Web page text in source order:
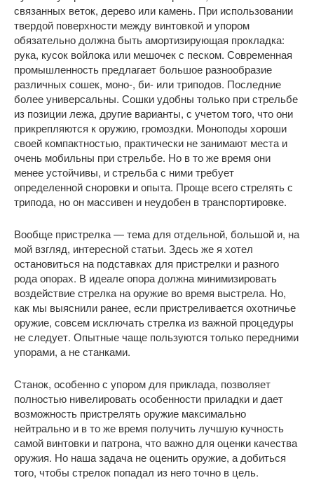
связанных веток, дерево или камень. При использовании
твердой поверхности между винтовкой и упором
обязательно должна быть амортизирующая прокладка:
рука, кусок войлока или мешочек с песком. Современная
промышленность предлагает большое разнообразие
различных сошек, моно-, би- или триподов. Последние
более универсальны. Сошки удобны только при стрельбе
из позиции лежа, другие варианты, с учетом того, что они
прикрепляются к оружию, громоздки. Моноподы хороши
своей компактностью, практически не занимают места и
очень мобильны при стрельбе. Но в то же время они
менее устойчивы, и стрельба с ними требует
определенной сноровки и опыта. Проще всего стрелять с
трипода, но он массивен и неудобен в транспортировке.
Вообще пристрелка — тема для отдельной, большой и, на
мой взгляд, интересной статьи. Здесь же я хотел
остановиться на подставках для пристрелки и разного
рода опорах. В идеале опора должна минимизировать
воздействие стрелка на оружие во время выстрела. Но,
как мы выяснили ранее, если пристреливается охотничье
оружие, совсем исключать стрелка из важной процедуры
не следует. Опытные чаще пользуются только передними
упорами, а не станками.
Станок, особенно с упором для приклада, позволяет
полностью нивелировать особенности приладки и дает
возможность пристрелять оружие максимально
нейтрально и в то же время получить лучшую кучность
самой винтовки и патрона, что важно для оценки качества
оружия. Но наша задача не оценить оружие, а добиться
того, чтобы стрелок попадал из него точно в цель.